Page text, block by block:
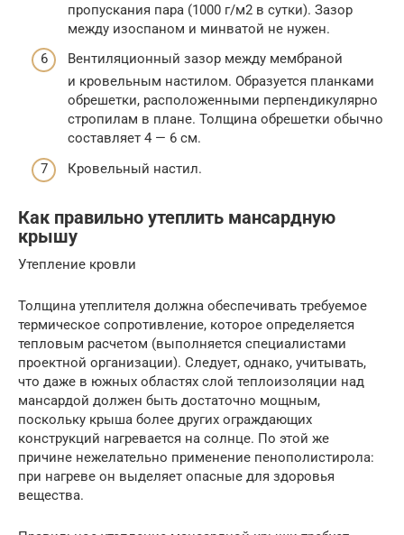
пропускания пара (1000 г/м2 в сутки). Зазор
между изоспаном и минватой не нужен.
Вентиляционный зазор между мембраной
и кровельным настилом. Образуется планками
обрешетки, расположенными перпендикулярно
стропилам в плане. Толщина обрешетки обычно
составляет 4 — 6 см.
Кровельный настил.
Как правильно утеплить мансардную
крышу
Утепление кровли
Толщина утеплителя должна обеспечивать требуемое
термическое сопротивление, которое определяется
тепловым расчетом (выполняется специалистами
проектной организации). Следует, однако, учитывать,
что даже в южных областях слой теплоизоляции над
мансардой должен быть достаточно мощным,
поскольку крыша более других ограждающих
конструкций нагревается на солнце. По этой же
причине нежелательно применение пенополистирола:
при нагреве он выделяет опасные для здоровья
вещества.